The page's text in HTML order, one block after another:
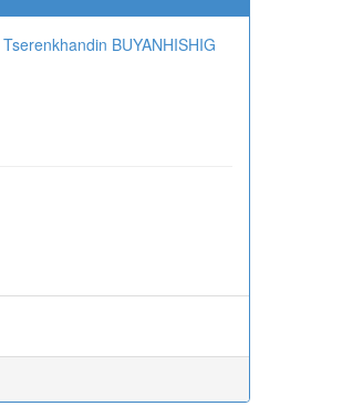
Tserenkhandin BUYANHISHIG